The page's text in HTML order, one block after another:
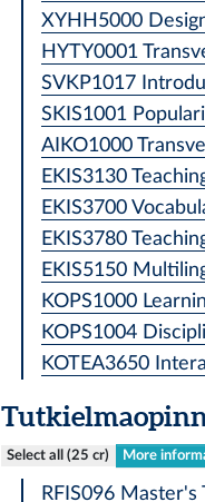
XYHH5000
HYTY0001
SVKP1017
SKIS1001
AIKO1000
EKIS3130
EKIS3700
EKIS3780
EKIS5150
KOPS1000
KOPS1004
KOTEA3650
Select all (25 cr) More
RFIS096 Master's